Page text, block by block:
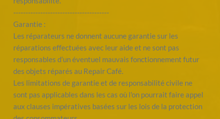
---------------------------------------
Garantie :
Les réparateurs ne donnent aucune garantie sur les
réparations effectuées avec leur aide et ne sont pas
responsables d’un éventuel mauvais fonctionnement futur
des objets réparés au Repair Café.
Les limitations de garantie et de responsabilité civile ne
sont pas applicables dans les cas où l'on pourrait faire appel
aux clauses impératives basées sur les lois de la protection